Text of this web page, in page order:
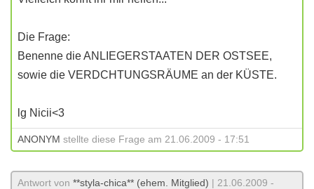
Die Frage:
Benenne die ANLIEGERSTAATEN DER OSTSEE,
sowie die VERDCHTUNGSRÄUME an der KÜSTE.
lg Nicii<3
ANONYM stellte diese Frage am 21.06.2009 - 17:51
Antwort von **styla-chica** (ehem. Mitglied) | 21.06.2009 -